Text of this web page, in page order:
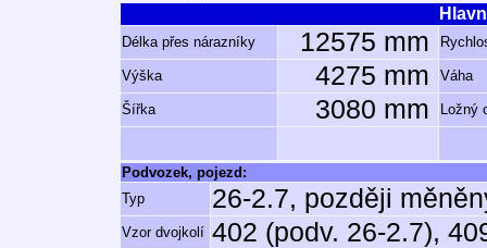
Délka přes nárazníky 12575 mm
Výška 4275 mm Váha
Šířka 3080 mm Ložný
Podvozek, pojezd:
Typ
26-2.7, později
Vzor dvojkolí 402 (podv. 26-2.7),